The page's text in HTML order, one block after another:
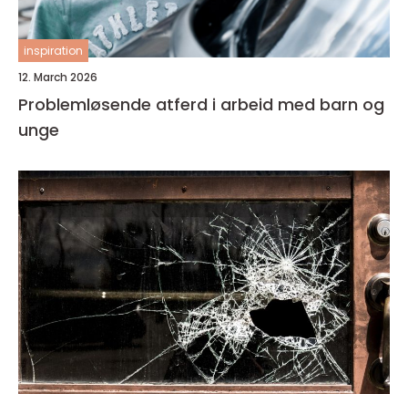
inspiration
12. March 2026
Problemløsende atferd i arbeid med barn og
unge